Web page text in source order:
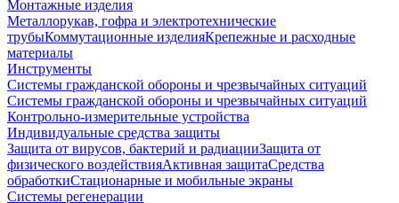
Монтажные изделия
Металлорукав, гофра и электротехнические
трубыКоммутационные изделияКрепежные и расходные
материалы
Инструменты
Системы гражданской обороны и чрезвычайных ситуаций
Системы гражданской обороны и чрезвычайных ситуаций
Контрольно-измерительные устройства
Индивидуальные средства защиты
Защита от вирусов, бактерий и радиацииЗащита от
физического воздействияАктивная защитаСредства
обработкиСтационарные и мобильные экраны
Системы регенерации